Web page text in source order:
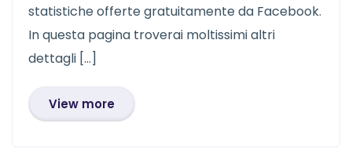
statistiche offerte gratuitamente da Facebook.
In questa pagina troverai moltissimi altri
dettagli […]
View more